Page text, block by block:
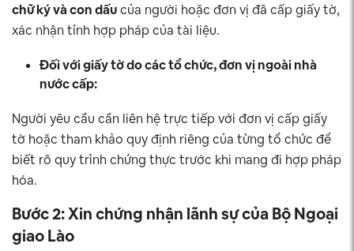
chữ ký và con dấucủa người hoặc đơn vị đã cấp giấy tờ,
xác nhận tính hợp pháp của tài liệu.
Đối với giấy tờ do các tổ chức, đơn vị ngoài nhà
nước cấp:
Người yêu cầu cần liên hệ trực tiếp với đơn vị cấp giấy
tờ hoặc tham khảo quy định riêng của từng tổ chức để
biết rõ quy trình chứng thực trước khi mang đi hợp pháp
hóa.
Bước 2: Xin chứng nhận lãnh sự của Bộ Ngoại
giao Lào